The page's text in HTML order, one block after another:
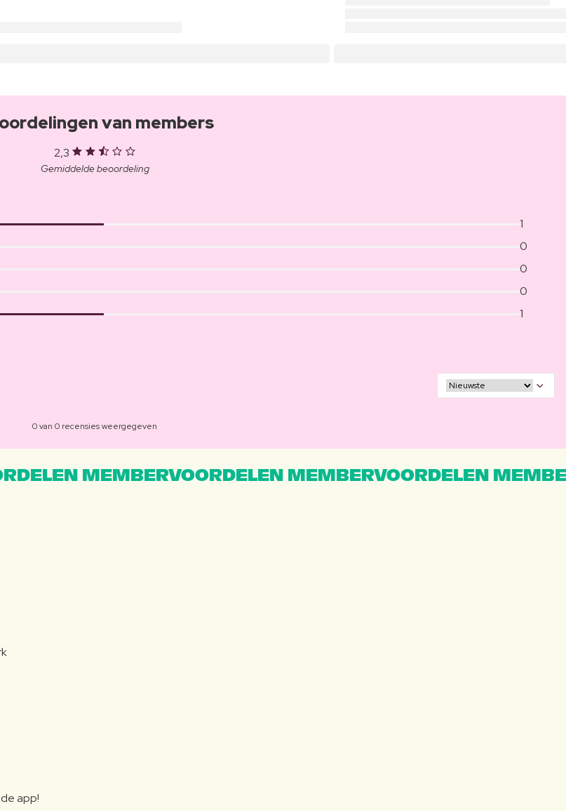
van members
2,3
Gemiddelde beoordeling
1
0
0
0
1
0 van 0 recensies weergegeven
MEMBERVOORDELEN MEMBERVOORDELEN
app!